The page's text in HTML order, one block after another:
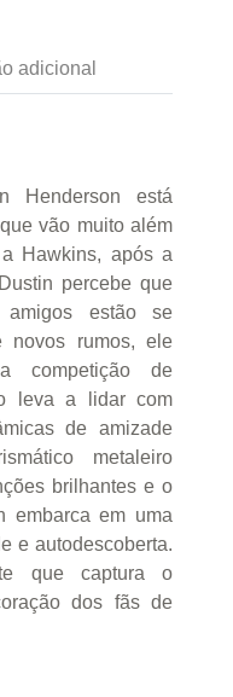
adicional
Henderson está
vão muito além
Hawkins, após a
percebe que
estão se
novos rumos, ele
competição de
leva a lidar com
de amizade
metaleiro
brilhantes e o
embarca em uma
e autodescoberta.
que captura o
dos fãs de